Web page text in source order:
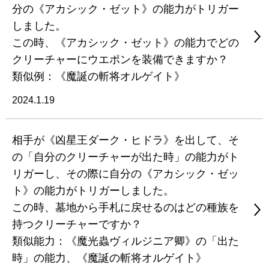
分の《アカシック・ゼット》の能力がトリガー
しました。
この時、《アカシック・ゼット》の能力でどの
クリーチャーにウエポンを装備できますか？
類似例：《魔誕の斬将オルゲイト》
2024.1.19
相手が《凶星王ダーク・ヒドラ》を出して、そ
の「自分のクリーチャーが出た時」の能力がト
リガーし、その際に自分の《アカシック・ゼッ
ト》の能力がトリガーしました。
この時、墓地から手札に戻せるのはどの種族を
持つクリーチャーですか？
類似能力：《魔光蟲ヴィルジニア卿》の「出た
時」の能力、《魔誕の斬将オルゲイト》